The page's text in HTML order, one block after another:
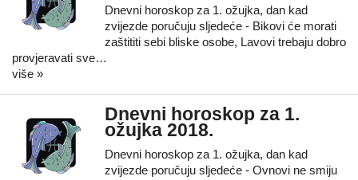
Dnevni horoskop za 1. ožujka, dan kad
zvijezde poručuju sljedeće - Bikovi će morati
zaštititi sebi bliske osobe, Lavovi trebaju dobro
provjeravati sve…
više »
Dnevni horoskop za 1.
ožujka 2018.
Dnevni horoskop za 1. ožujka, dan kad
zvijezde poručuju sljedeće - Ovnovi ne smiju